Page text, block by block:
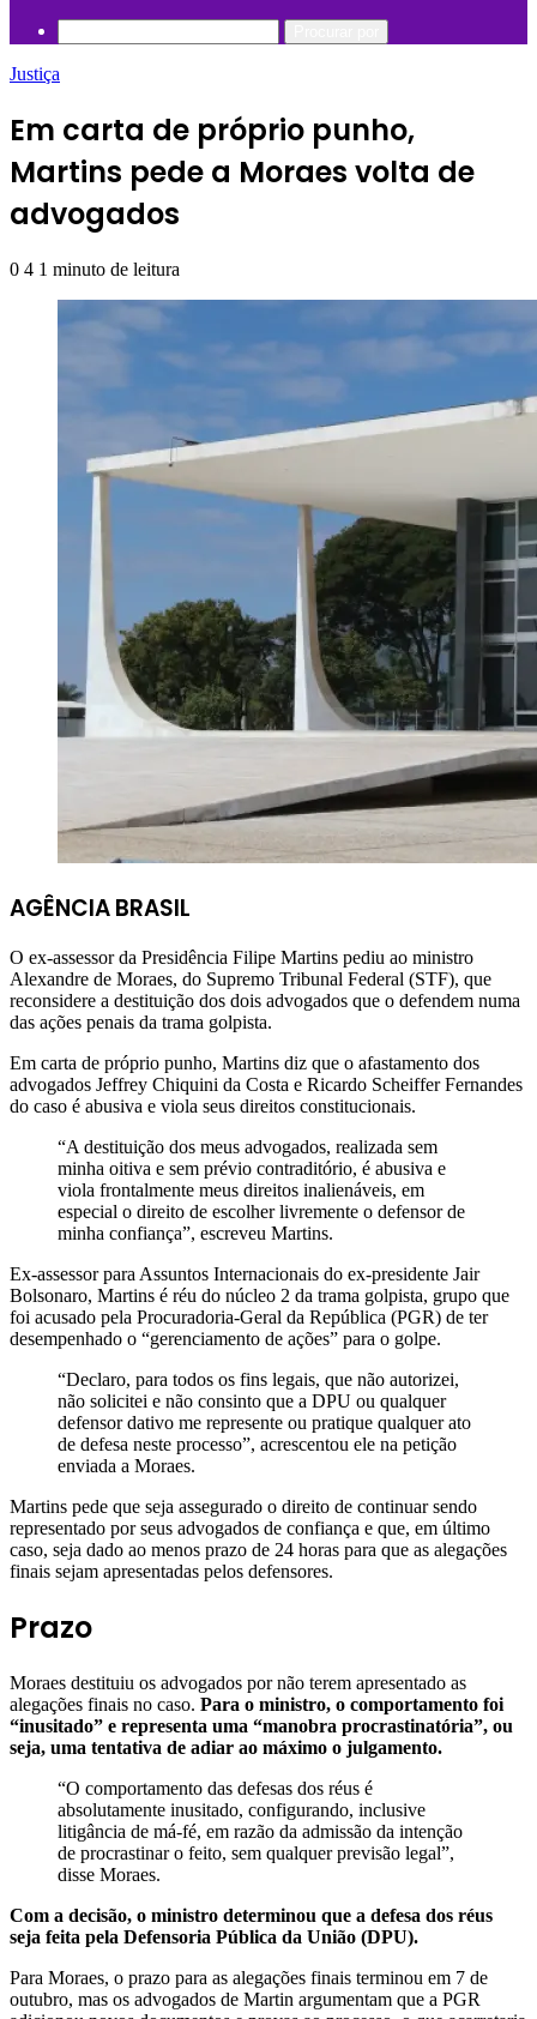
Justiça
Em carta de próprio punho,
Martins pede a Moraes volta de
advogados
0 4 1 minuto de leitura
AGÊNCIA BRASIL
O ex-assessor da Presidência Filipe Martins pediu ao ministro
Alexandre de Moraes, do Supremo Tribunal Federal (STF), que
reconsidere a destituição dos dois advogados que o defendem numa
das ações penais da trama golpista.
Em carta de próprio punho, Martins diz que o afastamento dos
advogados Jeffrey Chiquini da Costa e Ricardo Scheiffer Fernandes
do caso é abusiva e viola seus direitos constitucionais.
“A destituição dos meus advogados, realizada sem
minha oitiva e sem prévio contraditório, é abusiva e
viola frontalmente meus direitos inalienáveis, em
especial o direito de escolher livremente o defensor de
minha confiança”, escreveu Martins.
Ex-assessor para Assuntos Internacionais do ex-presidente Jair
Bolsonaro, Martins é réu do núcleo 2 da trama golpista, grupo que
foi acusado pela Procuradoria-Geral da República (PGR) de ter
desempenhado o “gerenciamento de ações” para o golpe.
“Declaro, para todos os fins legais, que não autorizei,
não solicitei e não consinto que a DPU ou qualquer
defensor dativo me represente ou pratique qualquer ato
de defesa neste processo”, acrescentou ele na petição
enviada a Moraes.
Martins pede que seja assegurado o direito de continuar sendo
representado por seus advogados de confiança e que, em último
caso, seja dado ao menos prazo de 24 horas para que as alegações
finais sejam apresentadas pelos defensores.
Prazo
Moraes destituiu os advogados por não terem apresentado as
alegações finais no caso. Para o ministro, o comportamento foi
“inusitado” e representa uma “manobra procrastinatória”, ou
seja, uma tentativa de adiar ao máximo o julgamento.
“O comportamento das defesas dos réus é
absolutamente inusitado, configurando, inclusive
litigância de má-fé, em razão da admissão da intenção
de procrastinar o feito, sem qualquer previsão legal”,
disse Moraes.
Com a decisão, o ministro determinou que a defesa dos réus
seja feita pela Defensoria Pública da União (DPU).
Para Moraes, o prazo para as alegações finais terminou em 7 de
outubro, mas os advogados de Martin argumentam que a PGR